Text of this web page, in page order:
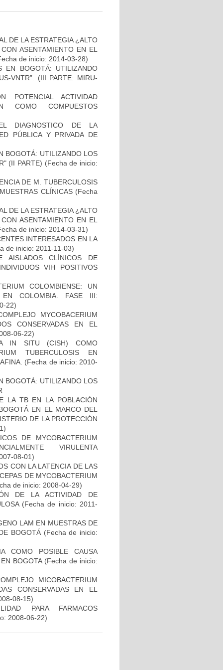
DE LA ESTRATEGIA ¿ALTO
ASENTAMIENTO EN EL
de inicio: 2014-03-28)
EN BOGOTÁ: UTILIZANDO
VNTR”. (III PARTE: MIRU-
POTENCIAL ACTIVIDAD
COMO COMPUESTOS
DIAGNOSTICO DE LA
PÚBLICA Y PRIVADA DE
BOGOTÁ: UTILIZANDO LOS
(II PARTE) (Fecha de inicio:
DE M. TUBERCULOSIS
CLÍNICAS (Fecha
DE LA ESTRATEGIA ¿ALTO
ASENTAMIENTO EN EL
de inicio: 2014-03-31)
INTERESADOS EN LA
de inicio: 2011-11-03)
AISLADOS CLÍNICOS DE
VIH POSITIVOS
COLOMBIENSE: UN
EN COLOMBIA. FASE III:
22)
MYCOBACERIUM
CONSERVADAS EN EL
06-22)
IN SITU (CISH) COMO
TUBERCULOSIS EN
(Fecha de inicio: 2010-
BOGOTÁ: UTILIZANDO LOS
LA TB EN LA POBLACIÓN
EN EL MARCO DEL
DE LA PROTECCIÓN
DE MYCOBACTERIUM
VIRULENTA
08-01)
CON LA LATENCIA DE LAS
DE MYCOBACTERIUM
de inicio: 2008-04-29)
DE LA ACTIVIDAD DE
(Fecha de inicio: 2011-
LAM EN MUESTRAS DE
BOGOTÁ(Fecha de inicio:
COMO POSIBLE CAUSA
BOGOTA(Fecha de inicio:
MICOBACTERIUM
CONSERVADAS EN EL
08-15)
PARA FARMACOS
2008-06-22)